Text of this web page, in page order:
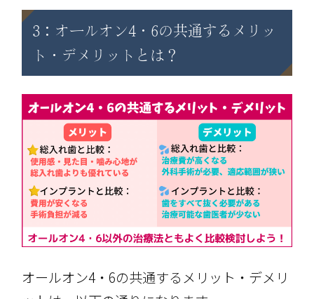
3：オールオン4・6の共通するメリッ
ト・デメリットとは？
オールオン4・6の共通するメリット・デメリ